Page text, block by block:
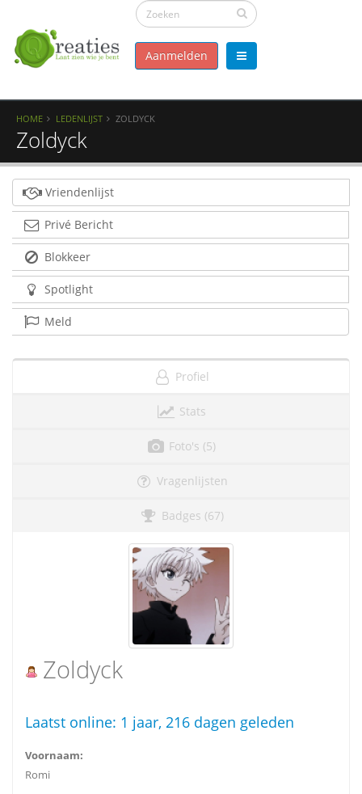
Aanmelden
HOME LEDENLIJST ZOLDYCK
Zoldyck
Vriendenlijst
Privé Bericht
Blokkeer
Spotlight
Meld
Profiel
Stats
Foto's (5)
Vragenlijsten
Badges (67)
Zoldyck
Laatst online: 1 jaar, 216 dagen geleden
Voornaam:
Romi